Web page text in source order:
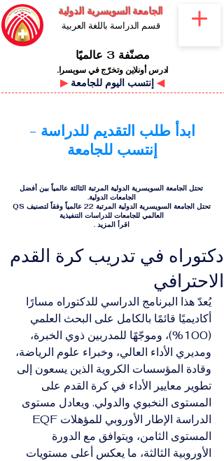
الجامعة السويسرية الدولية
قسم الدراسة باللغة العربية
مصنّفة 3 عالميًا
ادرس أونلاين وتخرّج في سويسرا.
▶ ◀
ابدأ طلب التقديم للدراسة -
إنتسب للجامعة
تحتل الجامعة السويسرية الدولية المرتبة الثالثة عالمياً بين أفضل
الجامعات الدولية.
تحتل الجامعة السويسرية الدولية المرتبة 22 عالمياً وفقاً لتصنيف QS
العالمي للجامعات للدراسات التنفيذية
اقرأ المزيد .
دكتوراه في تدريب كرة القدم
الاحترافي
يُعدّ هذا البرنامج الدراسي للدكتوراه مسارًا
أكاديميًا قائمًا بالكامل على البحث العلمي
(100%)، وموجّهًا للمدربين ذوي الخبرة،
ومديري الأداء العالي، وخبراء علوم الرياضة،
وقادة المؤسسات الكروية الذين يسعون إلى
تطوير معايير الأداء في كرة القدم على
المستوى النخبوي والدولي. ويعادل مستوى
المستوى الثامن، ويتوافق مع الدورة
الأوروبية الثالثة، ما يعكس أعلى مستويات